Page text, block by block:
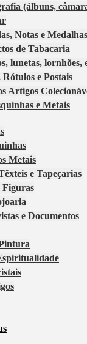
(álbuns,
Notas e Medalhas
de Tabacaria
lunetas, lornhões,
Rótulos e Postais
Artigos
e Metais
Metais
e Tapeçarias
Figuras
e Documentos